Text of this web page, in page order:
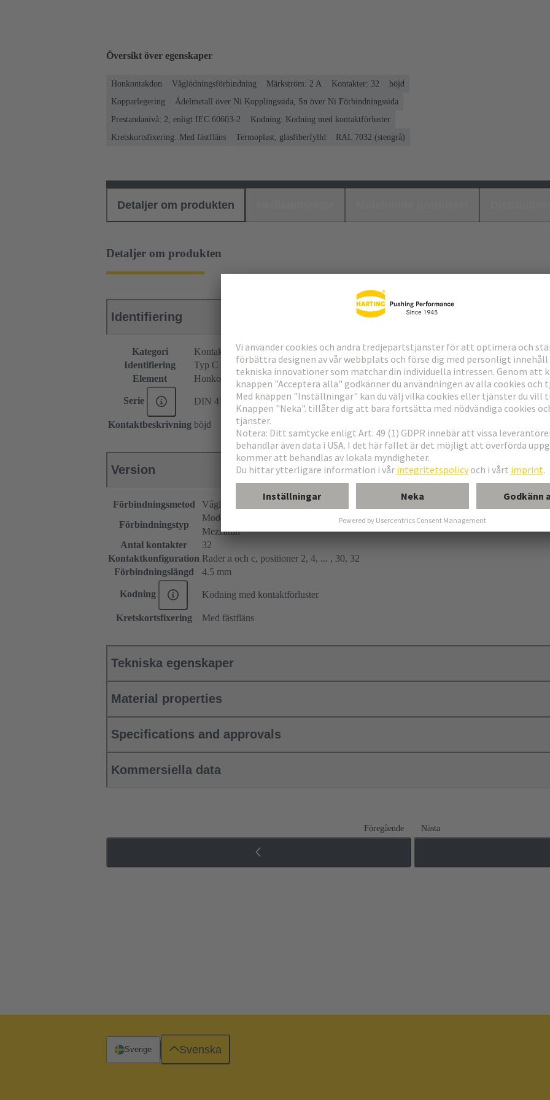
Översikt över egenskaper
Honkontakdon Våglödningsförbindning Märkström: ‌2 A Kontakter: 32
böjd
Kopparlegering
Ädelmetall över Ni Kopplingssida, Sn över Ni Förbindningssida
Prestandanivå: 2, enligt IEC 60603-2
Kodning: Kodning med kontaktförluster
Kretskortsfixering: Med fästfläns
Termoplast, glasfiberfylld RAL 7032 (stengrå)
Detaljer om produkten
Detaljer om produkten
Identifiering
Kategori
Kontaktdon
Identifiering
Typ C
Element
Honkontakdon
Serie DIN 41612
Kontaktbeskrivning böjd
Version
Förbindningsmetod
Våglödningsförbindning
Förbindningstyp
Moderkort till dotterkort
Mezzanin
Antal kontakter
32
Kontaktkonfiguration Rader a och c, positioner 2, 4, ... , 30, 32
Förbindningslängd
4.5 mm
Kodning Kodning med kontaktförluster
Kretskortsfixering Med fästfläns
Tekniska egenskaper
Material properties
Specifications and approvals
Kommersiella data
Föregående Nästa
Sverige Svenska